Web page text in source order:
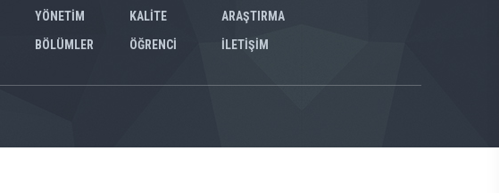
YÖNETİM
BÖLÜMLER
KALİTE
ÖĞRENCİ
ARAŞTIRMA
İLETİŞİM